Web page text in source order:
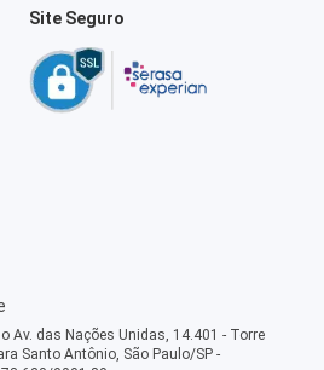
Site Seguro
Av. das Nações Unidas, 14.401 - Torre
Santo Antônio, São Paulo/SP -